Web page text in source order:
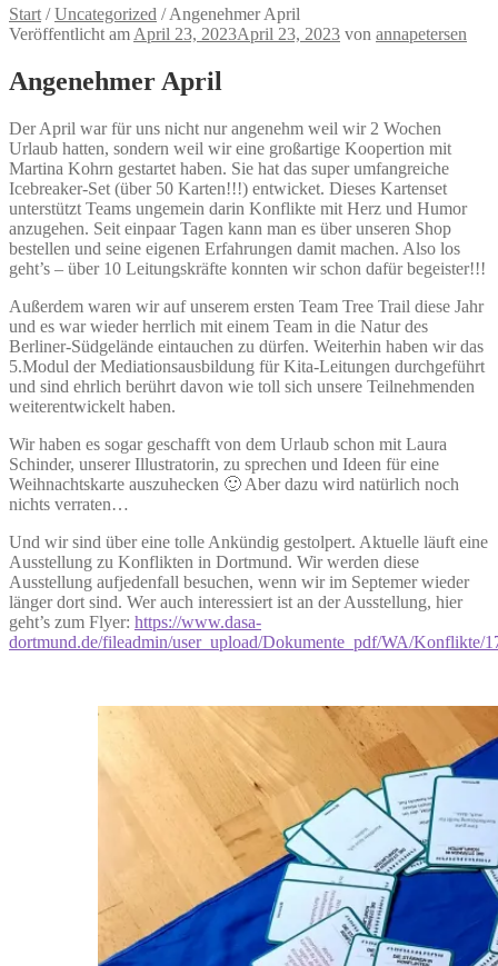
Start /Uncategorized /Angenehmer April
Veröffentlicht am April 23, 2023April 23, 2023 von annapetersen
Angenehmer April
Der April war für uns nicht nur angenehm weil wir 2 Wochen
Urlaub hatten, sondern weil wir eine großartige Koopertion mit
Martina Kohrn gestartet haben. Sie hat das super umfangreiche
Icebreaker-Set (über 50 Karten!!!) entwicket. Dieses Kartenset
unterstützt Teams ungemein darin Konflikte mit Herz und Humor
anzugehen. Seit einpaar Tagen kann man es über unseren Shop
bestellen und seine eigenen Erfahrungen damit machen. Also los
geht’s – über 10 Leitungskräfte konnten wir schon dafür begeister!!!
Außerdem waren wir auf unserem ersten Team Tree Trail diese Jahr
und es war wieder herrlich mit einem Team in die Natur des
Berliner-Südgelände eintauchen zu dürfen. Weiterhin haben wir das
5.Modul der Mediationsausbildung für Kita-Leitungen durchgeführt
und sind ehrlich berührt davon wie toll sich unsere Teilnehmenden
weiterentwickelt haben.
Wir haben es sogar geschafft von dem Urlaub schon mit Laura
Schinder, unserer Illustratorin, zu sprechen und Ideen für eine
Weihnachtskarte auszuhecken 🙂 Aber dazu wird natürlich noch
nichts verraten…
Und wir sind über eine tolle Ankündig gestolpert. Aktuelle läuft eine
Ausstellung zu Konflikten in Dortmund. Wir werden diese
Ausstellung aufjedenfall besuchen, wenn wir im Septemer wieder
länger dort sind. Wer auch interessiert ist an der Ausstellung, hier
geht’s zum Flyer: https://www.dasa-
dortmund.de/fileadmin/user_upload/Dokumente_pdf/WA/Konflikte/